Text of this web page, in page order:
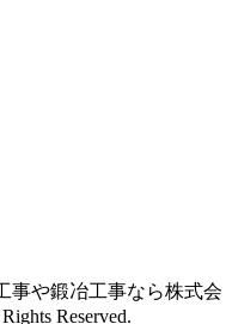
事や鍛冶工事なら株式会
Reserved.